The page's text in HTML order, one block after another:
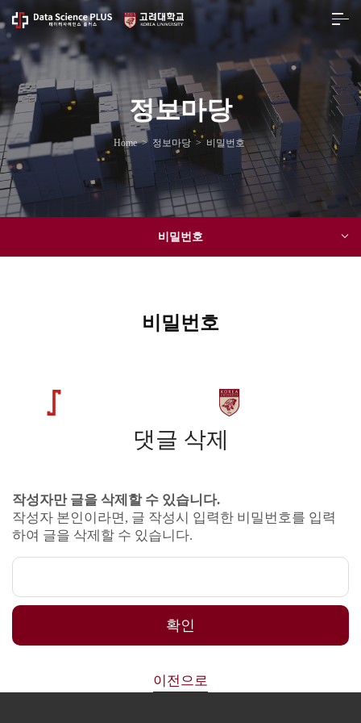
정보마당
Home> 정보마당 > 비밀번호
비밀번호
비밀번호
댓글 삭제
작성자만 글을 삭제할 수 있습니다.
작성자 본인이라면, 글 작성시 입력한 비밀번호를 입력
하여 글을 삭제할 수 있습니다.
확인
이전으로